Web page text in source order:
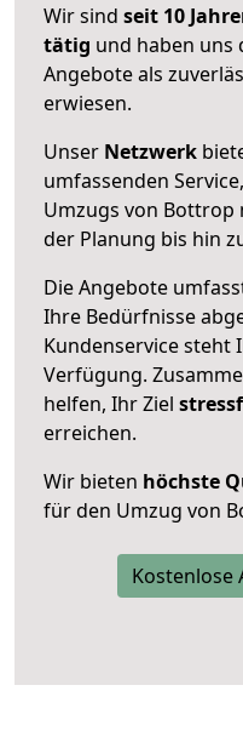
Wir sind seit 10
tätig und haben uns
Angebote als
erwiesen.
Unser Netzwerk
umfassenden
Umzugs von Bottrop
der Planung bis hin
Die Angebote
Ihre Bedürfnisse
Kundenservice steht
Verfügung.
helfen, Ihr Ziel
erreichen.
Wir bieten höchste
für den Umzug von
Kostenlose